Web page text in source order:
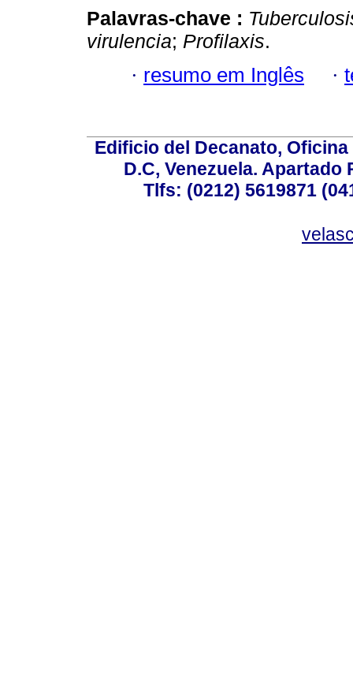
Palavras-chave :
virulencia; Profilaxis.
· resumo em Inglês ·
Edificio del Decanato,
D.C, Venezuela. Apartado
Tlfs: (0212) 5619871